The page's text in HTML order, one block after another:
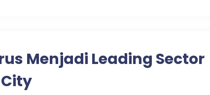
Menjadi Leading Sector